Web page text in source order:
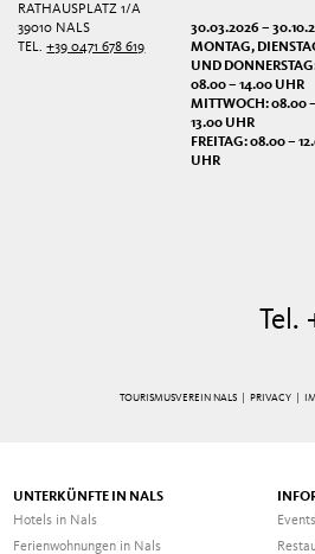
RATHAUSPLATZ 1/A
39010 NALS
TEL.+39 0471 678 619
30.03.2026 –
MONTAG,
UND
08.00 – 14.00 UHR
MITTWOCH: 08.00 –
13.00 UHR
FREITAG: 08.00 –
UHR
Tel.
TOURISMUSVEREIN NALS | PRIVACY|
UNTERKÜNFTE IN NALS
Hotels in Nals
Ferienwohnungen in Nals